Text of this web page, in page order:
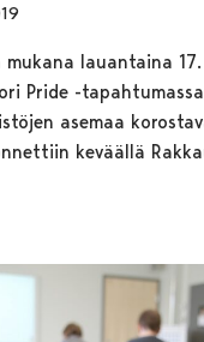
mukana lauantaina
Pride -
asemaa
keväällä